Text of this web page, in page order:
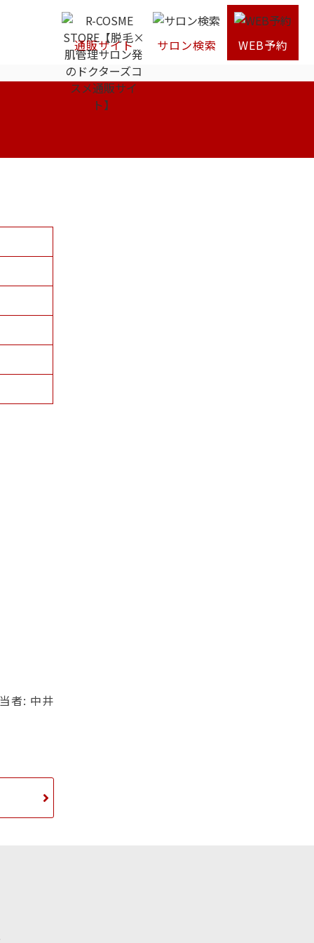
通販サイト サロン検索 WEB予約
者: 中井